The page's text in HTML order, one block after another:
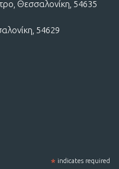
Θεσσαλονίκη, 54635
54629
* indicates required